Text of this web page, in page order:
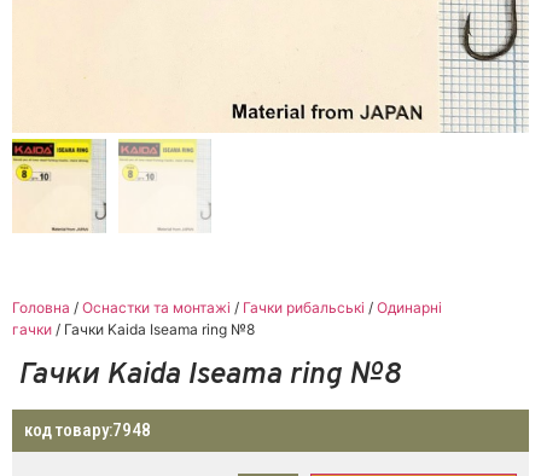
Головна / Оснастки та монтажі / Гачки рибальські / Одинарні
гачки / Гачки Kaida Iseama ring №8
Гачки Kaida Iseama ring №8
код товару:7948